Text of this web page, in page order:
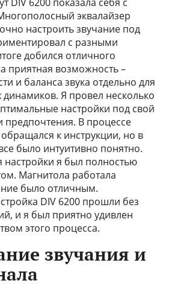
эквалайзер
настроить звучание под
с разными
добился отличного
приятная возможность –
и баланса звука отдельно для
динамиков. Я провел несколько
настройки под свой
предпочтения. В процессе
к инструкции, но в
было интуитивно понятно.
я был полностью
Магнитола работала
было отличным.
DIV 6200 прошли без
и я был приятно удивлен
этого процесса.
звучания и